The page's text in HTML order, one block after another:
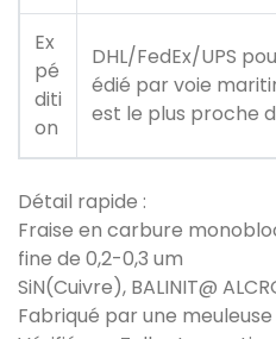
Ex
pé
diti
on
DHL/FedEx/UPS
édié par voie
est le plus proche
Détail rapide :
Fraise en carbure
fine de 0,2-0,3 um
SiN(Cuivre), BALINIT@
Fabriqué par une meuleuse